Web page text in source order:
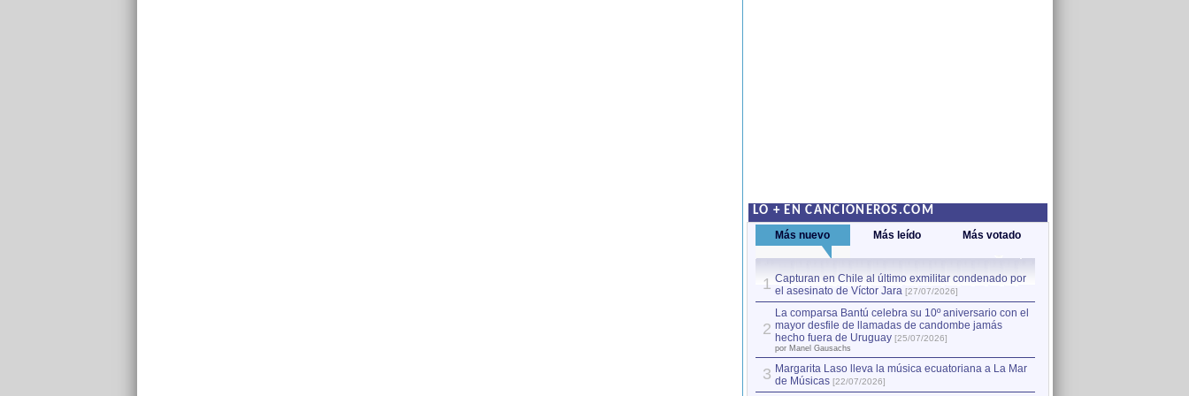
LO + EN CANCIONEROS.COM
Más nuevo Más leído Más votado
1 Capturan en Chile al último exmilitar condenado por
el asesinato de Víctor Jara [27/07/2026]
2
La comparsa Bantú celebra su 10º aniversario con el
mayor desfile de llamadas de candombe jamás
hecho fuera de Uruguay [25/07/2026]
por Manel Gausachs
3 Margarita Laso lleva la música ecuatoriana a La Mar
de Músicas [22/07/2026]